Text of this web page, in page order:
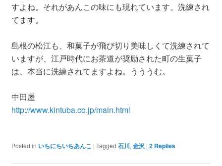
すよね。それがあんこの味にも現れています。洗練され
てます。
島根の松江も、和菓子が飛び切り美味しくて洗練されて
いますが、江戸時代にお茶道が奨励された町の生菓子
は、本当に洗練されてますよね。うううむ。
中田屋
http://www.kintuba.co.jp/main.html
Posted in いちにちいちあんこ | Tagged 石川, 金沢 | 2Replies